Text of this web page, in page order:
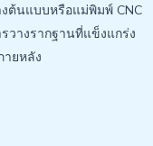
ต้นแบบหรือแม่พิมพ์ CNC
วางรากฐานที่แข็งแกร่ง
ยหลัง